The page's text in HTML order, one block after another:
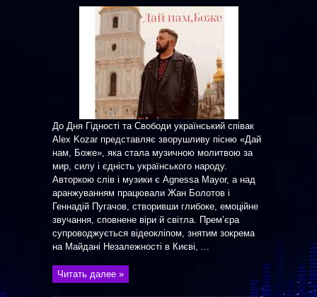
До Дня Гідності та Свободи український співак
Alex Kozar представляє зворушливу пісню «Дай
нам, Боже», яка стала музичною молитвою за
мир, силу і єдність українського народу.
Авторкою слів і музики є Agnessa Mayor, а над
аранжуванням працювали Жан Болотов і
Геннадій Пугачов, створивши глибоке, емоційне
звучання, сповнене віри й світла. Прем’єра
супроводжується відеокліпом, знятим зокрема
на Майдані Незалежності в Києві, ...
Читать далее »